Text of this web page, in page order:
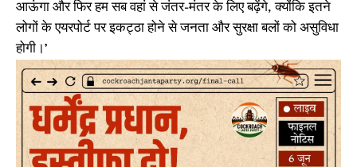
आऊंगा और फिर हम सब वहां से जंतर-मंतर के लिए बढ़ेंगे, क्योंकि इतने
लोगों के एयरपोर्ट पर इकट्ठा होने से जनता और सुरक्षा बलों को असुविधा
होगी।’